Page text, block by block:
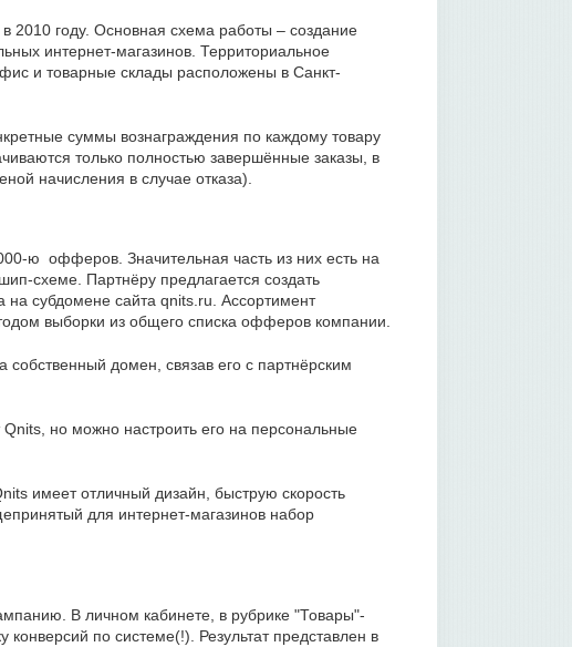
2010 году. Основная схема работы – создание
интернет-магазинов. Территориальное
и товарные склады расположены в Санкт-
суммы вознаграждения по каждому товару
только полностью завершённые заказы, в
начисления в случае отказа).
ю офферов. Значительная часть из них есть на
схеме. Партнёру предлагается создать
на субдомене сайта qnits.ru. Ассортимент
выборки из общего списка офферов компании.
домен, связав его с партнёрским
но можно настроить его на персональные
имеет отличный дизайн, быструю скорость
для интернет-магазинов набор
В личном кабинете, в рубрике "Товары"-
по системе(!). Результат представлен в